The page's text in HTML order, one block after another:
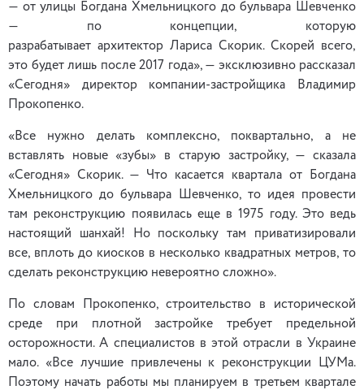
— от улицы Богдана Хмельницкого до бульвара Шевченко
— по концепции, которую
разрабатывает архитектор Лариса Скорик. Скорей всего,
это будет лишь после 2017 года», — эксклюзивно рассказал
«Сегодня» директор компании-застройщика Владимир
Прокопенко.
«Все нужно делать комплексно, поквартально, а не
вставлять новые «зубы» в старую застройку, — сказала
«Сегодня» Скорик. — Что касается квартала от Богдана
Хмельницкого до бульвара Шевченко, то идея провести
там реконструкцию появилась еще в 1975 году. Это ведь
настоящий шанхай! Но поскольку там приватизировали
все, вплоть до киосков в несколько квадратных метров, то
сделать реконструкцию невероятно сложно».
По словам Прокопенко, строительство в исторической
среде при плотной застройке требует предельной
осторожности. А специалистов в этой отрасли в Украине
мало. «Все лучшие привлечены к реконструкции ЦУМа.
Поэтому начать работы мы планируем в третьем квартале